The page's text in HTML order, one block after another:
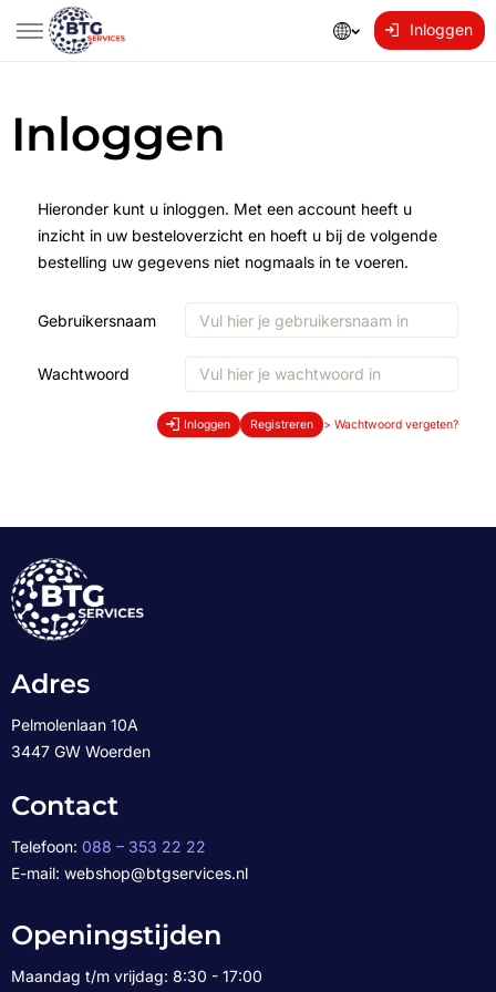
Inloggen
Inloggen
Hieronder kunt u inloggen. Met een account heeft u
inzicht in uw besteloverzicht en hoeft u bij de volgende
bestelling uw gegevens niet nogmaals in te voeren.
Gebruikersnaam
Wachtwoord
Inloggen Registreren > Wachtwoord vergeten?
Adres
Pelmolenlaan 10A
3447 GW Woerden
Contact
Telefoon: 088 – 353 22 22
E-mail: webshop@btgservices.nl
Openingstijden
Maandag t/m vrijdag: 8:30 - 17:00